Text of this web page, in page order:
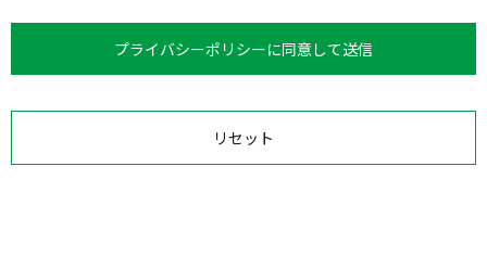
リセット